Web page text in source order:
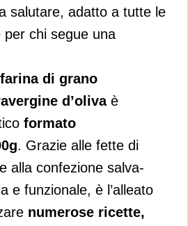
salutare, adatto a tutte le
chi segue una
farina di grano
d’olivaè
formato
. Grazie alle fette di
alla confezione salva-
e funzionale, è l’alleato
numerose ricette,